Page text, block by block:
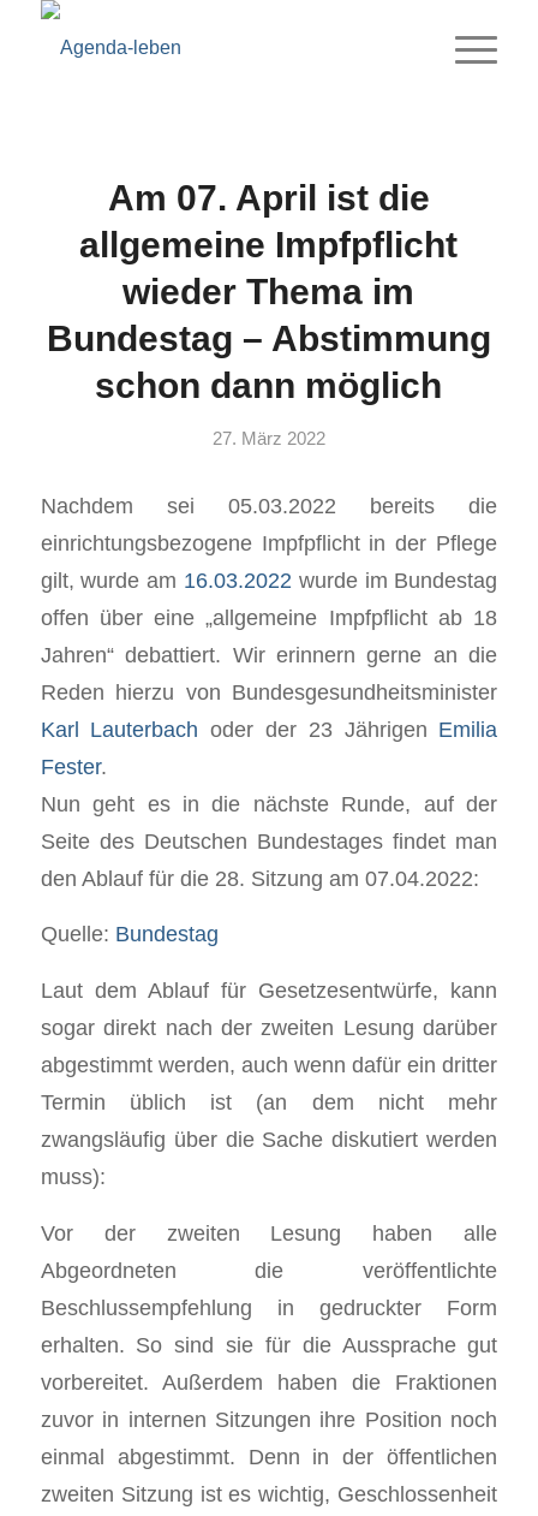
Am 07. April ist die
allgemeine Impfpflicht
wieder Thema im
Bundestag – Abstimmung
schon dann möglich
27. März 2022
Nachdem sei 05.03.2022 bereits die
einrichtungsbezogene Impfpflicht in der Pflege
gilt, wurde am 16.03.2022 wurde im Bundestag
offen über eine „allgemeine Impfpflicht ab 18
Jahren“ debattiert. Wir erinnern gerne an die
Reden hierzu von Bundesgesundheitsminister
Karl Lauterbach oder der 23 Jährigen Emilia
Fester.
Nun geht es in die nächste Runde, auf der
Seite des Deutschen Bundestages findet man
den Ablauf für die 28. Sitzung am 07.04.2022:
Quelle: Bundestag
Laut dem Ablauf für Gesetzesentwürfe, kann
sogar direkt nach der zweiten Lesung darüber
abgestimmt werden, auch wenn dafür ein dritter
Termin üblich ist (an dem nicht mehr
zwangsläufig über die Sache diskutiert werden
muss):
Vor der zweiten Lesung haben alle
Abgeordneten die veröffentlichte
Beschlussempfehlung in gedruckter Form
erhalten. So sind sie für die Aussprache gut
vorbereitet. Außerdem haben die Fraktionen
zuvor in internen Sitzungen ihre Position noch
einmal abgestimmt. Denn in der öffentlichen
zweiten Sitzung ist es wichtig, Geschlossenheit